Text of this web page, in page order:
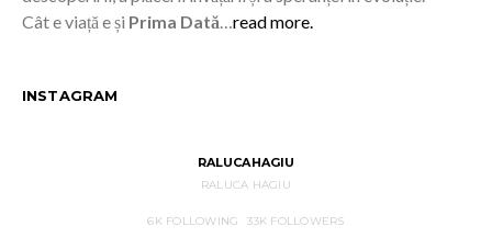
Cât e viață e și Prima Dată read more.
INSTAGRAM
RALUCAHAGIU
RALUCA HAGIU
6KFOLLOWING 33K FOLLOWERS